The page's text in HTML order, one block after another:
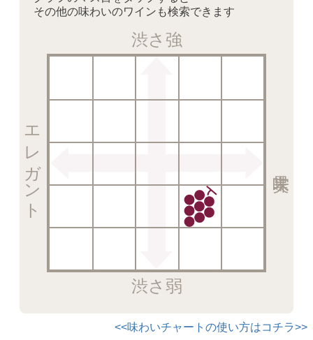
その他の味わいのワインも検索できます
渋さ強
渋さ弱
エレガント
<<味わいチャートの使い方はコチラ>>